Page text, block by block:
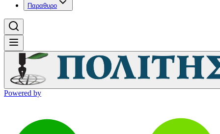
Παραθυρο
Powered by